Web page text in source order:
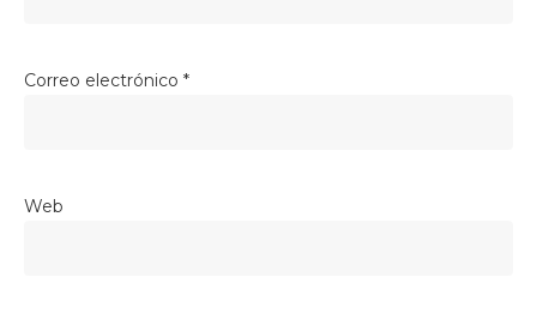
Correo electrónico *
Web